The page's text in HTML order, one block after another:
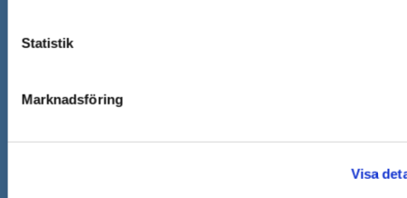
Statistik
Marknadsföring
Visa
kontaktcenter@sodertalje.se
Remisser, beslut och meddelande/info till Södertälje